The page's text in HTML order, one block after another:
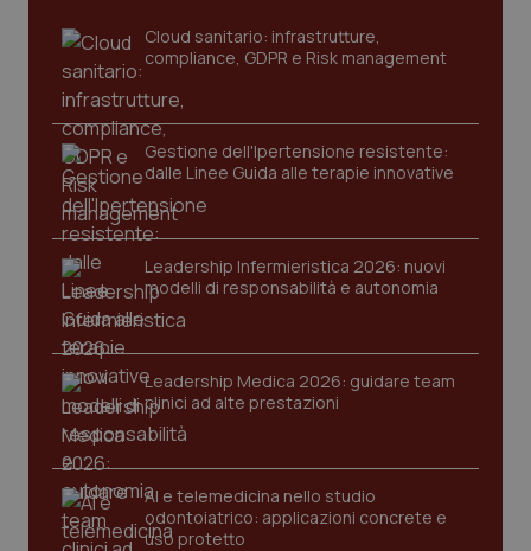
Cloud sanitario: infrastrutture,
compliance, GDPR e Risk management
Gestione dell'Ipertensione resistente:
dalle Linee Guida alle terapie innovative
Leadership Infermieristica 2026: nuovi
modelli di responsabilità e autonomia
Leadership Medica 2026: guidare team
clinici ad alte prestazioni
AI e telemedicina nello studio
odontoiatrico: applicazioni concrete e
uso protetto
protette del sito. Il sito web non è in grado di
funzionare correttamente senza questi cookie.
Nome
VISITOR_PRIVACY_METADATA
.youtube.com
CookieScriptConsent
CookieScript